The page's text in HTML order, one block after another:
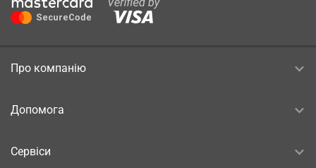
Про компанію
Допомога
Сервіси